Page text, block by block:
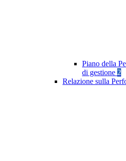
Piano della
di gestione 2
Relazione sulla